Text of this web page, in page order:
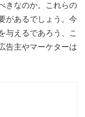
きなのか。これらの
があるでしょう。今
与えるであろう、こ
告主やマーケターは